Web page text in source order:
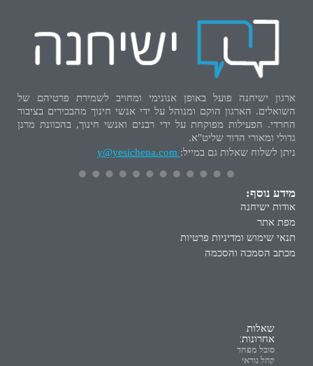
ארגון ישיחנה פועל באופן אנונימי ומחויב לשמירת פרטיהם של
השואלים. הארגון הוקם ומנוהל על ידי אנשי חינוך מהבכירים בציבור
החרדי. הפעילות מפוקחת על ידי רבנים ואנשי חינוך, בהכוונת מרנן
גדולי ומאורי הדור שליט"א.
ניתן לשלוח שאלות גם במייל: y@yesichena.com
מידע נוסף:
אודות ישיחנה
מפת אתר
תנאי שימוש ומדיניות פרטיות
מכתב הסמכה והסכמה
שאלות
אחרונות:
סובל מפחד
קהל נוראי